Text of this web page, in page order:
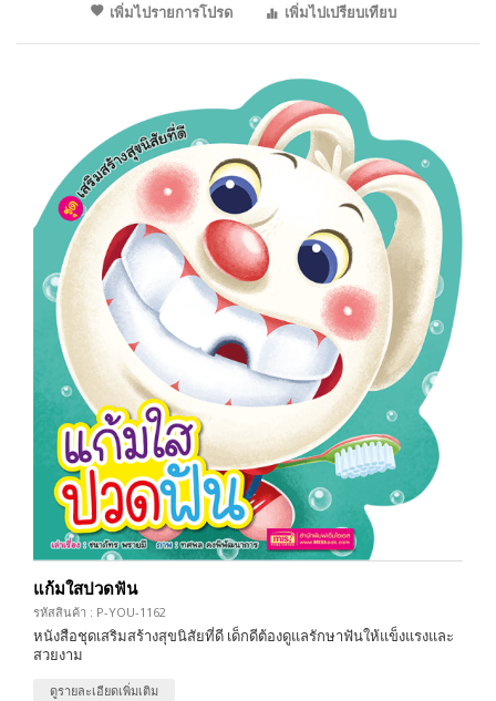
เพิ่มไปรายการโปรด
เพิ่มไปเปรียบเทียบ
แก้มใสปวดฟัน
รหัสสินค้า : P-YOU-1162
หนังสือชุดเสริมสร้างสุขนิสัยที่ดี เด็กดีต้องดูแลรักษาฟันให้แข็งแรงและ
สวยงาม
ดูรายละเอียดเพิ่มเติม